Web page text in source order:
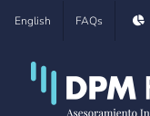
Saltar
contenido
English FAQs